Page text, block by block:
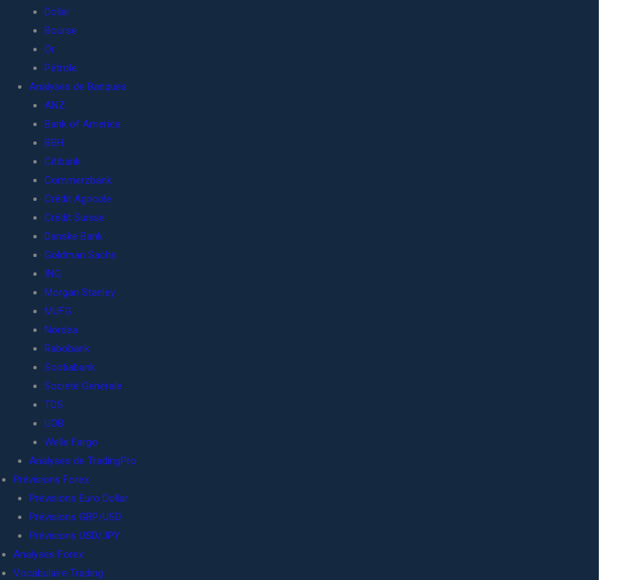
Dollar
Bourse
Or
Pétrole
Analyses de Banques
ANZ
Bank of America
BBH
Citibank
Commerzbank
Crédit Agricole
Crédit Suisse
Danske Bank
Goldman Sachs
ING
Morgan Stanley
MUFG
Nordea
Rabobank
Scotiabank
Société Générale
TDS
UOB
Wells Fargo
Analyses de TradingPro
Prévisions Forex
Prévisions Euro Dollar
Prévisions GBP/USD
Prévisions USD/JPY
Analyses Forex
Vocabulaire Trading